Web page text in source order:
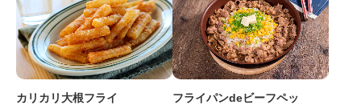
カリカリ大根フライ フライパンdeビーフペッ